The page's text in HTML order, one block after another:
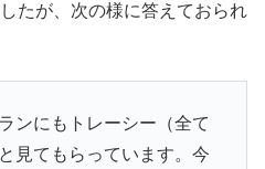
たが、次の様に答えておられ
ンにもトレーシー（全て
見てもらっています。今